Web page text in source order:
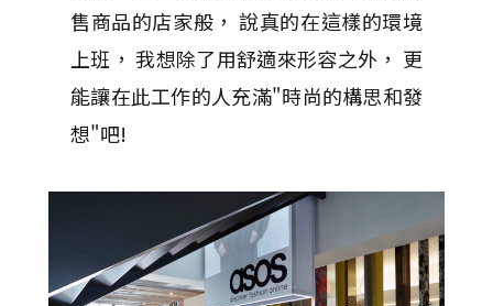
售商品的店家般， 說真的在這樣的環境
上班， 我想除了用舒適來形容之外， 更
能讓在此工作的人充滿"時尚的構思和發
想"吧!